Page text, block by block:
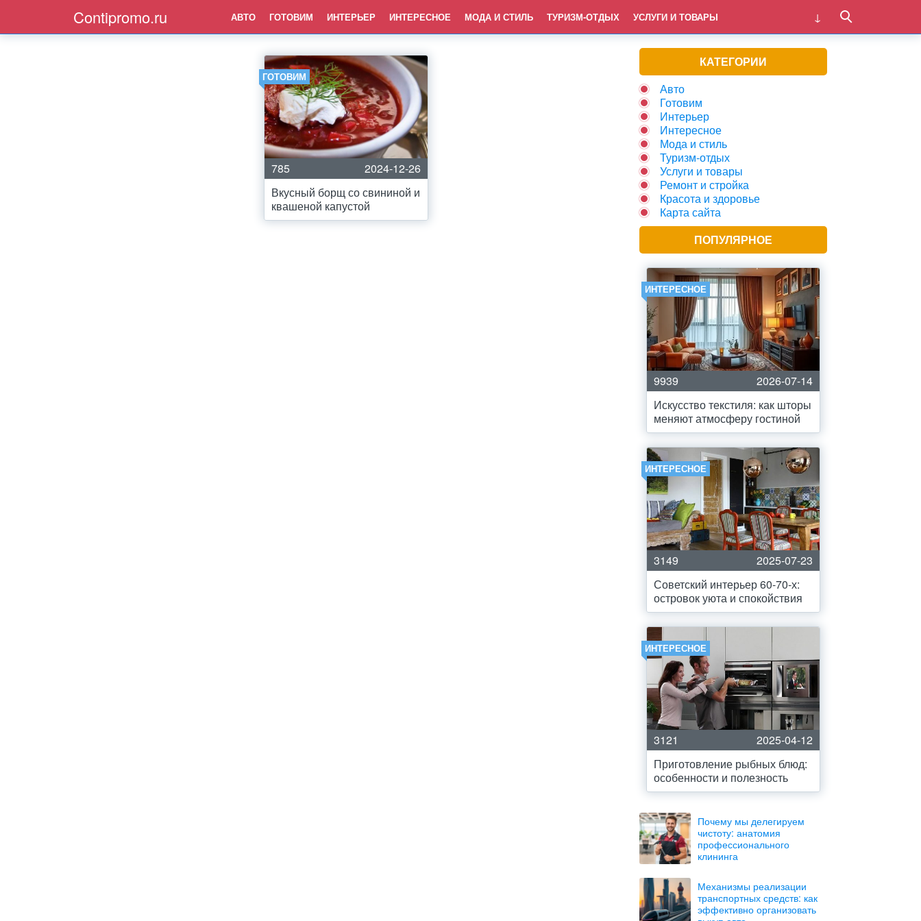
Contipromo.ru АВТО ГОТОВИМ ИНТЕРЬЕР ИНТЕРЕСНОЕ МОДА И СТИЛЬ ТУРИЗМ-ОТДЫХ УСЛУГИ И ТОВАРЫ
ГОТОВИМ
785
2024-12-26
Вкусный борщ со свининой и
квашеной капустой
КАТЕГОРИИ
Авто
Готовим
Интерьер
Интересное
Мода и стиль
Туризм-отдых
Услуги и товары
Ремонт и стройка
Красота и здоровье
Карта сайта
ПОПУЛЯРНОЕ
ИНТЕРЕСНОЕ
9939
2026-07-14
Искусство текстиля: как шторы
меняют атмосферу гостиной
ИНТЕРЕСНОЕ
3149
2025-07-23
Советский интерьер 60-70-х:
островок уюта и спокойствия
ИНТЕРЕСНОЕ
3121
2025-04-12
Приготовление рыбных блюд:
особенности и полезность
Почему мы делегируем
чистоту: анатомия
профессионального
клининга
Механизмы реализации
транспортных средств: как
эффективно организовать